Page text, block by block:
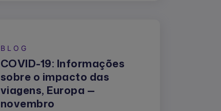
BLOG
COVID-19: Informações
sobre o impacto das
viagens, Europa —
novembro